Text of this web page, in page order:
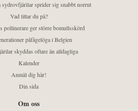
sydrovfjärilar sprider sig snabbt norrut
Vad tittar du på?
pollinerare ger större bomullsskörd
påfågelöga i Belgien
skyddas oftare än alldagliga
Kalender
Anmäl dig här!
Din sida
Om oss